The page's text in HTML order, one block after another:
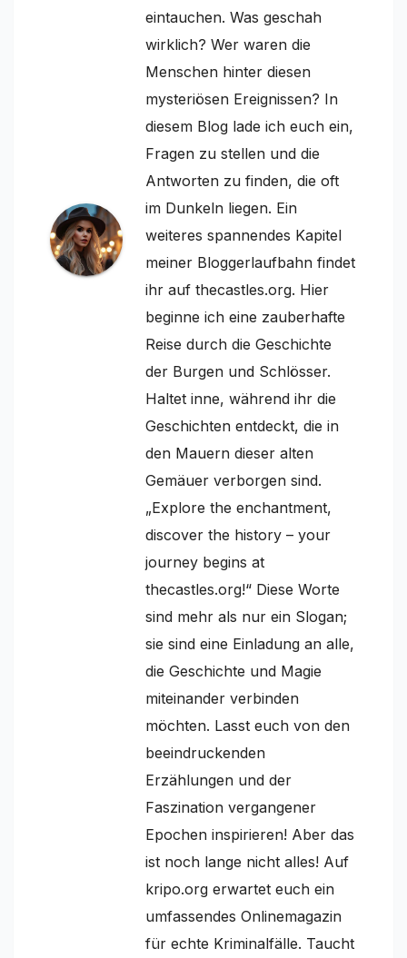
eintauchen. Was geschah
wirklich? Wer waren die
Menschen hinter diesen
mysteriösen Ereignissen? In
diesem Blog lade ich euch ein,
Fragen zu stellen und die
Antworten zu finden, die oft
im Dunkeln liegen. Ein
weiteres spannendes Kapitel
meiner Bloggerlaufbahn findet
ihr auf thecastles.org. Hier
beginne ich eine zauberhafte
Reise durch die Geschichte
der Burgen und Schlösser.
Haltet inne, während ihr die
Geschichten entdeckt, die in
den Mauern dieser alten
Gemäuer verborgen sind.
„Explore the enchantment,
discover the history – your
journey begins at
thecastles.org!“ Diese Worte
sind mehr als nur ein Slogan;
sie sind eine Einladung an alle,
die Geschichte und Magie
miteinander verbinden
möchten. Lasst euch von den
beeindruckenden
Erzählungen und der
Faszination vergangener
Epochen inspirieren! Aber das
ist noch lange nicht alles! Auf
kripo.org erwartet euch ein
umfassendes Onlinemagazin
für echte Kriminalfälle. Taucht